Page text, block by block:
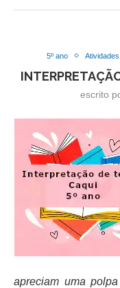
5º ano Atividades
escrito
apreciam uma